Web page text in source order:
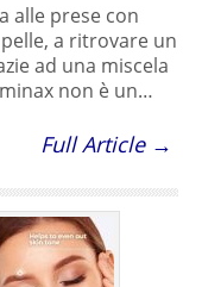
alle prese con
a ritrovare un
ad una miscela
non è un…
Full Article →